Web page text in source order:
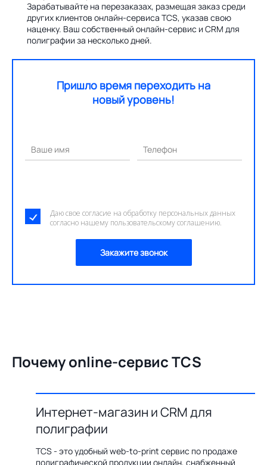
Зарабатывайте на перезаказах, размещая заказ среди
других клиентов онлайн-сервиса TCS, указав свою
наценку. Ваш собственный онлайн-сервис и CRM для
полиграфии за несколько дней.
Пришло время переходить на
новый уровень!
Ваше имя Телефон
Даю свое согласие на обработку персональных данных
согласно нашему пользовательскому соглашению.
Закажите звонок
Почему online-сервис TCS
Интернет-магазин и CRM для
полиграфии
TCS - это удобный web-to-print сервис по продаже
полиграфической продукции онлайн, снабженный